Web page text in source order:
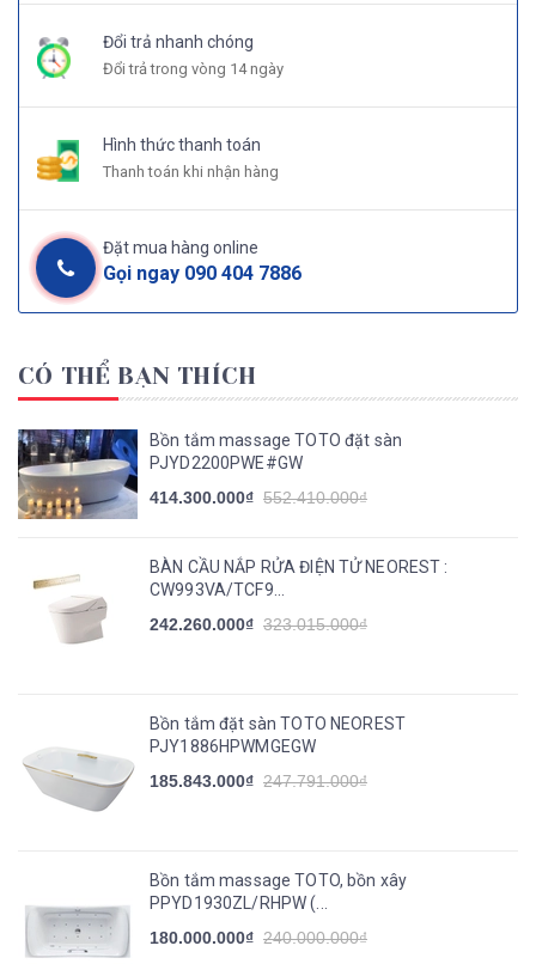
Đổi trả nhanh chóng
Đổi trả trong vòng 14 ngày
Hình thức thanh toán
Thanh toán khi nhận hàng
Đặt mua hàng online
Gọi ngay 090 404 7886
CÓ THỂ BẠN THÍCH
Bồn tắm massage TOTO đặt sàn
PJYD2200PWE#GW
414.300.000₫ 552.410.000₫
BÀN CẦU NẮP RỬA ĐIỆN TỬ NEOREST :
CW993VA/TCF9...
242.260.000₫ 323.015.000₫
Bồn tắm đặt sàn TOTO NEOREST
PJY1886HPWMGEGW
185.843.000₫ 247.791.000₫
Bồn tắm massage TOTO, bồn xây
PPYD1930ZL/RHPW (...
180.000.000₫ 240.000.000₫